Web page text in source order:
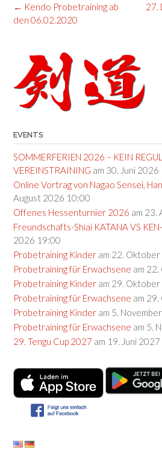
Post
navigation
27.
← Kendo Probetraining ab
den 06.02.2020
EVENTS
SOMMERFERIEN 2026 – KEIN
VEREINSTRAINING am 30. Juni 2026
Online Vortrag von Nagao Sensei,
August 2026 10:00
Offenes Hessenturnier 2026 am 23.
Freundschafts-Shiai KATANA VS
2026 19:00
Probetraining Kinder am 22.
Probetraining für Erwachsene am
Probetraining Kinder am 29.
Probetraining für Erwachsene am
Probetraining Kinder am 5.
Probetraining für Erwachsene am 5.
29. Tengu Cup 2027 am 19. Juni 2027